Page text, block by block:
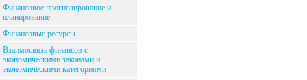
Финансовое прогнозирование и
планирование
Финансовые ресурсы
Взаимосвязь финансов с
экономическими законами и
экономическими категориями